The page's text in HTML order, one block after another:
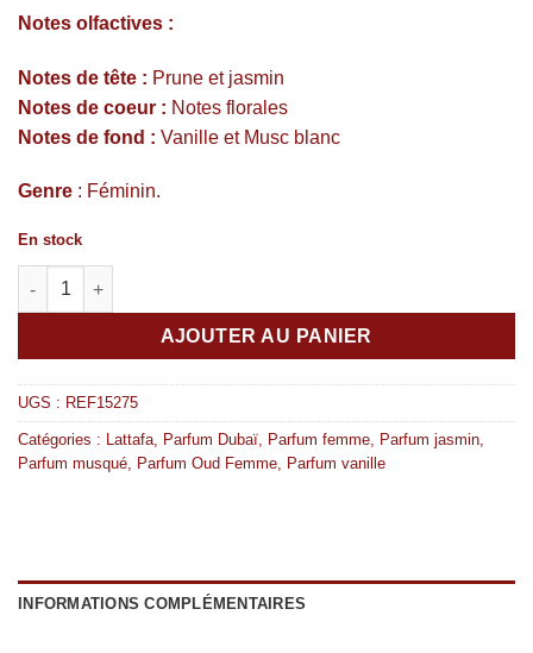
Notes olfactives :
Notes de tête : Prune et jasmin
Notes de coeur : Notes florales
Notes de fond : Vanille et Musc blanc
Genre : Féminin.
En stock
quantité de Musk Sugar Plum 100ml – Lattafa
AJOUTER AU PANIER
UGS : REF15275
Catégories : Lattafa Parfum Dubaï Parfum femme Parfum jasmin
Parfum musqué
Parfum Oud Femme Parfum vanille
INFORMATIONS COMPLÉMENTAIRES